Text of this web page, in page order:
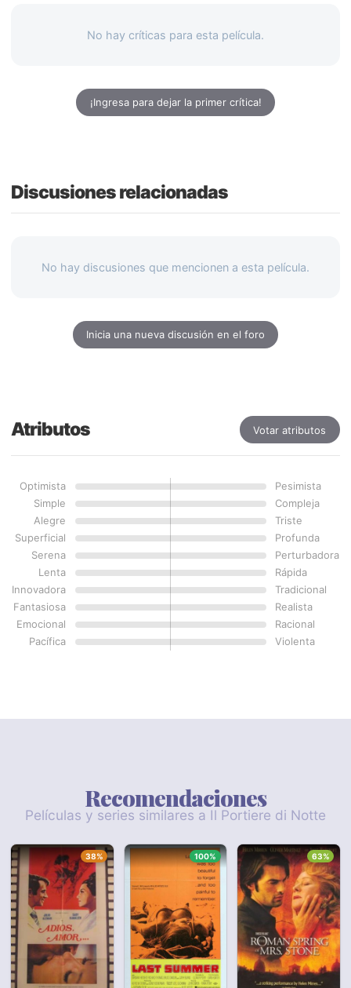
No hay críticas para esta película.
¡Ingresa para dejar la primer crítica!
Discusiones relacionadas
No hay discusiones que mencionen a esta película.
Inicia una nueva discusión en el foro
Atributos Votar atributos
Optimista
Pesimista
Simple
Compleja
Alegre
Triste
Superficial
Profunda
Serena
Perturbadora
Lenta
Rápida
Innovadora
Tradicional
Fantasiosa
Realista
Emocional
Racional
Pacífica
Violenta
Recomendaciones
Películas y series similares a Il Portiere di Notte
38% 100% 63%